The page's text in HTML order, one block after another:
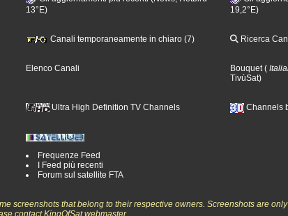
13°E)
19,2°E)
Canali temporaneamente in chiaro (7) Ricerca
Elenco Canali Bouquet(
TivùSat)
Ultra High Definition TV Channels Channels
Frequenze Feed
I Feed più recenti
Forum sul satellite FTA
screenshots that belong to their respective owners. Screenshots are
contact KingOfSat webmaster.